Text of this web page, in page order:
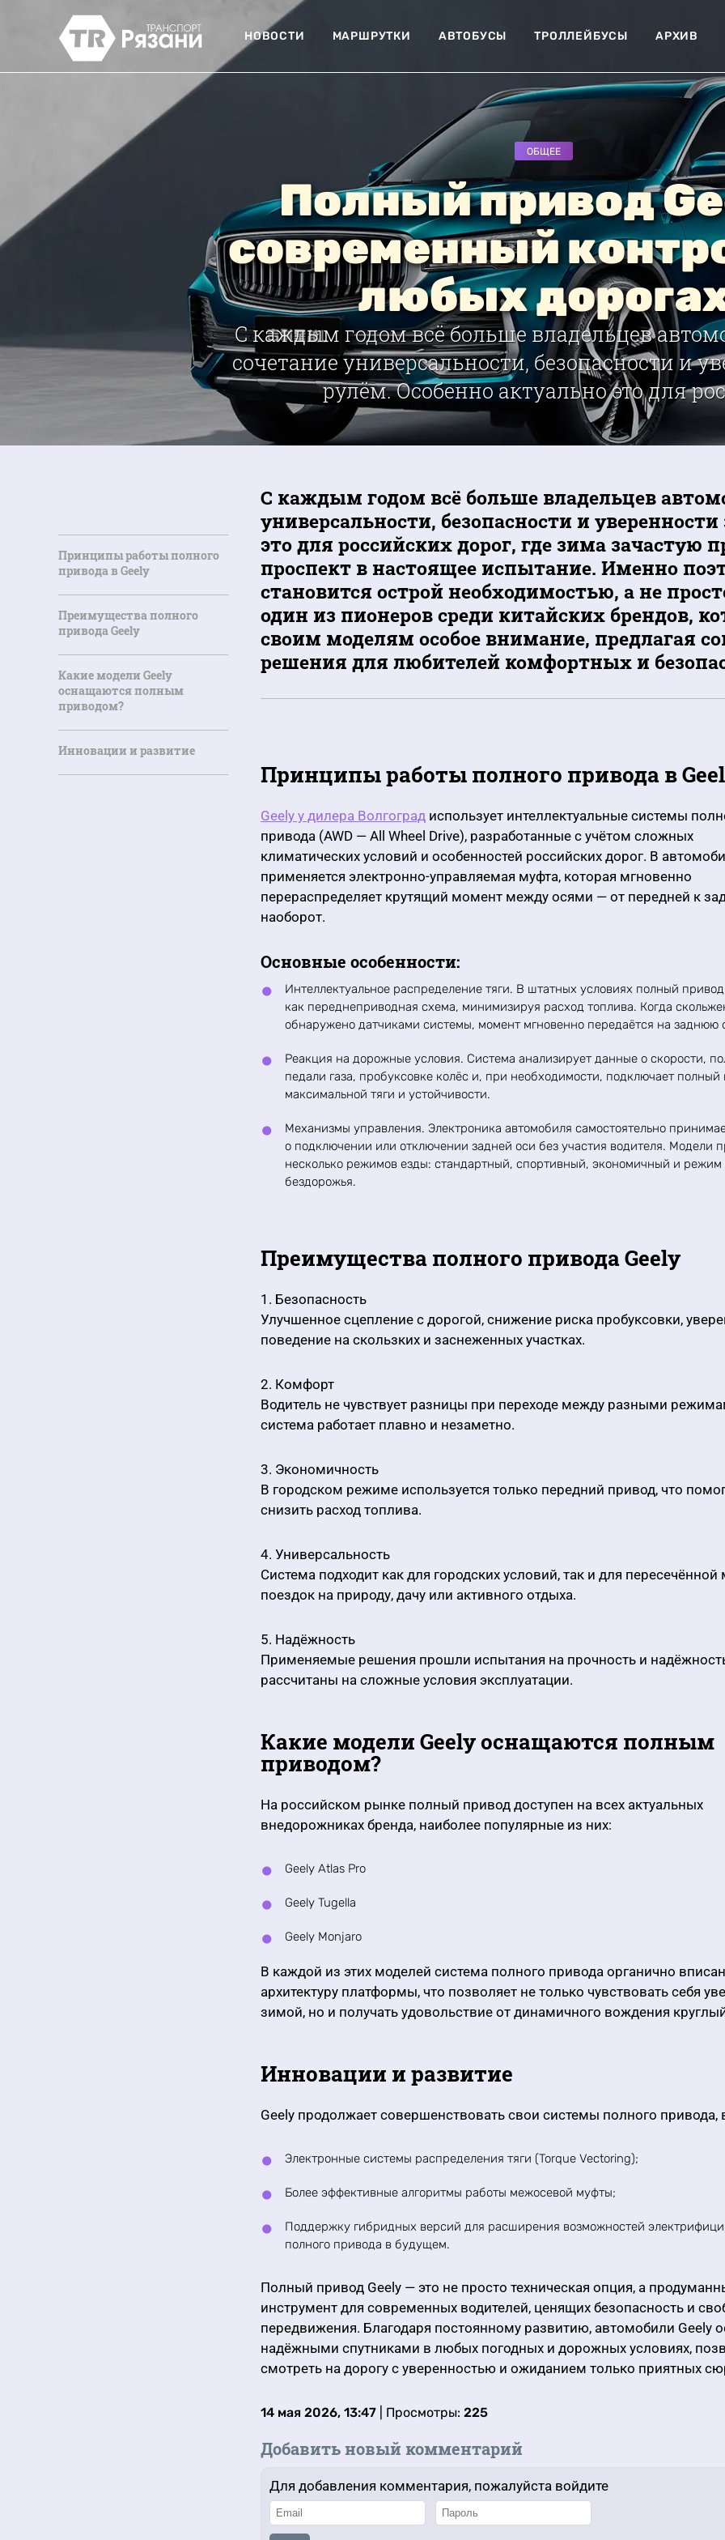
НОВОСТИ МАРШРУТКИ АВТОБУСЫ ТРОЛЛЕЙБУСЫ АРХИВ
ОБЩЕЕ
Полный привод
современный
любых
С каждым годом всё больше владельцев
сочетание универсальности, безопасности и
рулём. Особенно актуально это для
Принципы работы полного
привода в Geely
Преимущества полного
привода Geely
Какие модели Geely
оснащаются полным
приводом?
Инновации и развитие
С каждым годом всё больше владельцев
универсальности, безопасности и
это для российских дорог, где зима зачастую
проспект в настоящее испытание. Именно
становится острой необходимостью, а не
один из пионеров среди китайских брендов,
своим моделям особое внимание, предлагая
решения для любителей комфортных и
Принципы работы полного привода в
Geely у дилера Волгоград использует интеллектуальные системы
привода (AWD — All Wheel Drive), разработанные с учётом сложных
климатических условий и особенностей российских дорог. В
применяется электронно-управляемая муфта, которая мгновенно
перераспределяет крутящий момент между осями — от передней к
наоборот.
Основные особенности:
Интеллектуальное распределение тяги. В штатных условиях полный
как переднеприводная схема, минимизируя расход топлива. Когда
обнаружено датчиками системы, момент мгновенно передаётся на заднюю
Реакция на дорожные условия. Система анализирует данные о скорости,
педали газа, пробуксовке колёс и, при необходимости, подключает полный
максимальной тяги и устойчивости.
Механизмы управления. Электроника автомобиля самостоятельно
о подключении или отключении задней оси без участия водителя. Модели
несколько режимов езды: стандартный, спортивный, экономичный и режим
бездорожья.
Преимущества полного привода Geely
1. Безопасность
Улучшенное сцепление с дорогой, снижение риска пробуксовки,
поведение на скользких и заснеженных участках.
2. Комфорт
Водитель не чувствует разницы при переходе между разными
система работает плавно и незаметно.
3. Экономичность
В городском режиме используется только передний привод, что
снизить расход топлива.
4. Универсальность
Система подходит как для городских условий, так и для пересечённой
поездок на природу, дачу или активного отдыха.
5. Надёжность
Применяемые решения прошли испытания на прочность и
рассчитаны на сложные условия эксплуатации.
Какие модели Geely оснащаются полным
приводом?
На российском рынке полный привод доступен на всех актуальных
внедорожниках бренда, наиболее популярные из них:
Geely Atlas Pro
Geely Tugella
Geely Monjaro
В каждой из этих моделей система полного привода органично
архитектуру платформы, что позволяет не только чувствовать себя
зимой, но и получать удовольствие от динамичного вождения
Инновации и развитие
Geely продолжает совершенствовать свои системы полного привода,
Электронные системы распределения тяги (Torque Vectoring);
Более эффективные алгоритмы работы межосевой муфты;
Поддержку гибридных версий для расширения возможностей
полного привода в будущем.
Полный привод Geely — это не просто техническая опция, а
инструмент для современных водителей, ценящих безопасность и
передвижения. Благодаря постоянному развитию, автомобили Geely
надёжными спутниками в любых погодных и дорожных условиях,
смотреть на дорогу с уверенностью и ожиданием только приятных
14 мая 2026, 13:47 | Просмотры: 225
Добавить новый комментарий
Для добавления комментария, пожалуйста войдите